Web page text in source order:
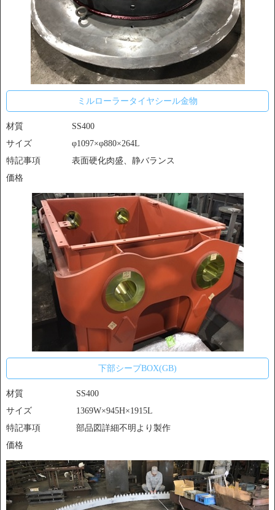
ミルローラータイヤシール金物
材質
SS400
サイズ
φ1097×φ880×264L
特記事項
表面硬化肉盛、静バランス
価格
下部シーブBOX(GB)
材質
SS400
サイズ
1369W×945H×1915L
特記事項
部品図詳細不明より製作
価格